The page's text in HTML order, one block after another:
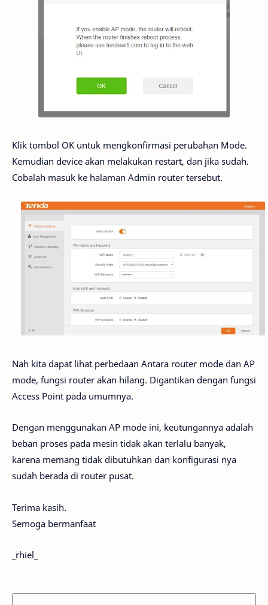
Klik tombol OK untuk mengkonfirmasi perubahan Mode.
Kemudian device akan melakukan restart, dan jika sudah.
Cobalah masuk ke halaman Admin router tersebut.
Nah kita dapat lihat perbedaan Antara router mode dan AP
mode, fungsi router akan hilang. Digantikan dengan fungsi
Access Point pada umumnya.
Dengan menggunakan AP mode ini, keutungannya adalah
beban proses pada mesin tidak akan terlalu banyak,
karena memang tidak dibutuhkan dan konfigurasi nya
sudah berada di router pusat.
Terima kasih.
Semoga bermanfaat
_rhiel_